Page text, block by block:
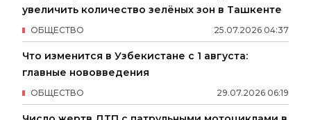
увеличить количество зелёных зон в Ташкенте
25.07.2026 04:37
ОБЩЕСТВО
Что изменится в Узбекистане с 1 августа:
главные нововведения
29.07.2026 06:19
ОБЩЕСТВО